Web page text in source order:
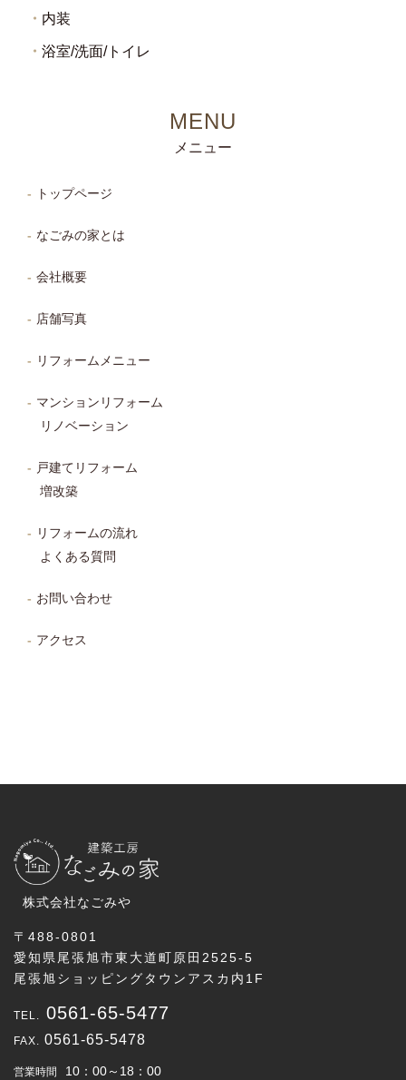
内装
浴室/洗面/トイレ
メニュー
トップページ
なごみの家とは
会社概要
店舗写真
リフォームメニュー
マンションリフォーム
リノベーション
戸建てリフォーム
増改築
リフォームの流れ
よくある質問
お問い合わせ
アクセス
株式会社なごみや
〒488-0801
愛知県尾張旭市東大道町原田2525-5
尾張旭ショッピングタウンアスカ内1F
0561-65-5477
0561-65-5478
営業時間 10：00～18：00